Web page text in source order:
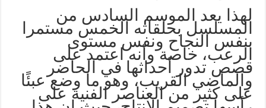
لهذا يعد الموسم السادس من
المسلسل بحلقاته الخمس مستمرا
بنفس النجاح ونفس مستوى
الرعب، خاصة وأنه اعتمد على
قصص تدور أحداثها في الحاضر
والماضي القريب، وهو ما وضع عبئًا
على كثير من العناصر الفنية على